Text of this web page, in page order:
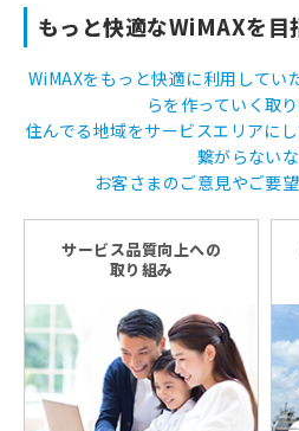
もっと快適なWiMAXを目
WiMAXをもっと快適に利用してい
らを作っていく取り
住んでる地域をサービスエリアに
繋がらないな
お客さまのご意見やご要
サービス品質向上への
取り組み